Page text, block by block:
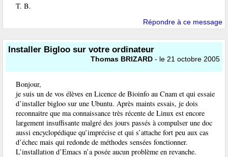
T. B.
Répondre à ce message
Installer Bigloo sur votre ordinateur
Thomas BRIZARD - le 21 octobre 2005
Bonjour,
je suis un de vos élèves en Licence de Bioinfo au Cnam et qui essaie
d’installer bigloo sur une Ubuntu. Après maints essais, je dois
reconnaitre que ma connaissance très récente de Linux est encore
largement insuffisante malgré des jours passés à compulser une doc
aussi encyclopédique qu’imprécise et qui s’attache fort peu aux cas
d’échec mais qui redonde de méthodes sensées fonctionner.
L’installation d’Emacs n’a posée aucun problème en revanche.